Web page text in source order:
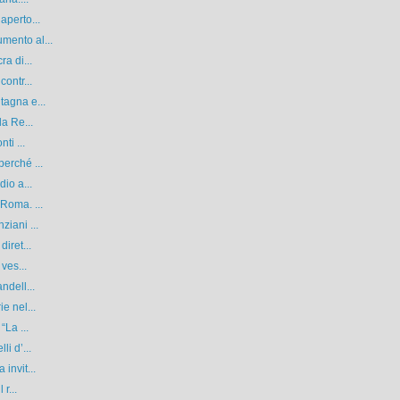
al...
di...
e...
Re...
...
...
a...
...
...
nel...
...
d’...
invit...
r...